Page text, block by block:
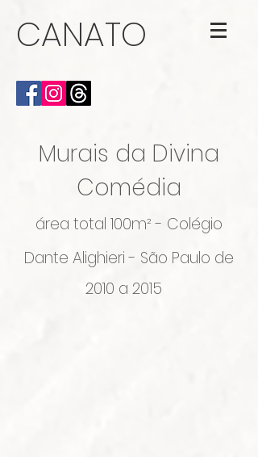
CANATO
Murais da Divina
Comédia
área total 100m² - Colégio
Dante Alighieri - São Paulo de
2010 a 2015